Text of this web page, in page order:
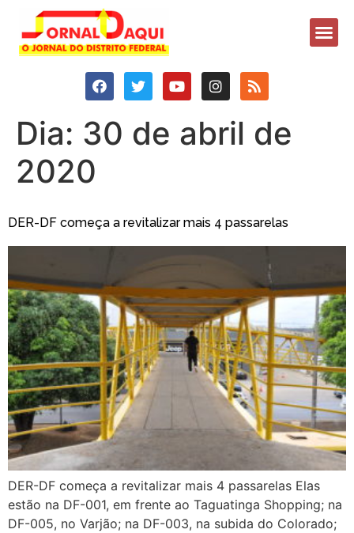
Dia: 30 de abril de
2020
DER-DF começa a revitalizar mais 4 passarelas
DER-DF começa a revitalizar mais 4 passarelas Elas
estão na DF-001, em frente ao Taguatinga Shopping; na
DF-005, no Varjão; na DF-003, na subida do Colorado;